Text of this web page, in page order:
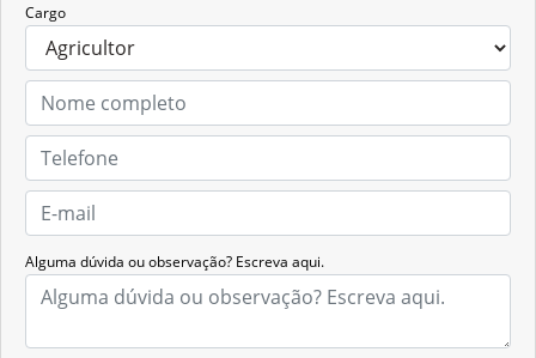
Cargo
Alguma dúvida ou observação? Escreva aqui.